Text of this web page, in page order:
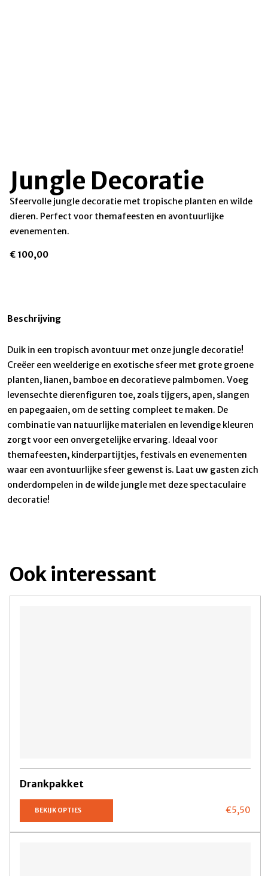
Jungle Decoratie
Sfeervolle jungle decoratie met tropische planten en wilde
dieren. Perfect voor themafeesten en avontuurlijke
evenementen.
€ 100,00
Beschrijving
Duik in een tropisch avontuur met onze jungle decoratie!
Creëer een weelderige en exotische sfeer met grote groene
planten, lianen, bamboe en decoratieve palmbomen. Voeg
levensechte dierenfiguren toe, zoals tijgers, apen, slangen
en papegaaien, om de setting compleet te maken. De
combinatie van natuurlijke materialen en levendige kleuren
zorgt voor een onvergetelijke ervaring. Ideaal voor
themafeesten, kinderpartijtjes, festivals en evenementen
waar een avontuurlijke sfeer gewenst is. Laat uw gasten zich
onderdompelen in de wilde jungle met deze spectaculaire
decoratie!
Ook interessant
Drankpakket
BEKIJK OPTIES €5,50